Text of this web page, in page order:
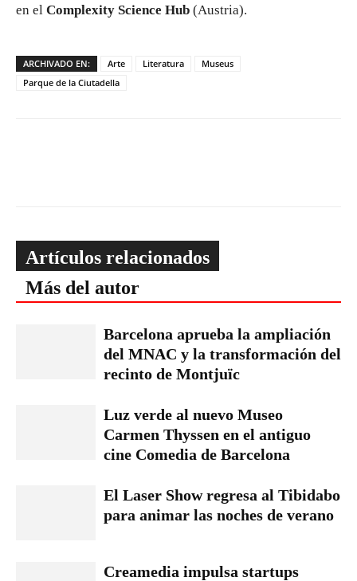
en el Complexity Science Hub (Austria).
ARCHIVADO EN: Arte Literatura
Museus
Parque de la Ciutadella
Artículos relacionados
Más del autor
Barcelona aprueba la ampliación
del MNAC y la transformación del
recinto de Montjuïc
Luz verde al nuevo Museo
Carmen Thyssen en el antiguo
cine Comedia de Barcelona
El Laser Show regresa al Tibidabo
para animar las noches de verano
Creamedia impulsa startups